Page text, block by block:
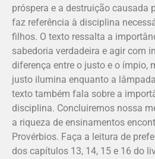
próspera e a destruição causada
faz referência à disciplina
filhos. O texto ressalta a
sabedoria verdadeira e agir com
diferença entre o justo e o ímpio,
justo ilumina enquanto a
texto também fala sobre a
disciplina. Concluiremos nossa
a riqueza de ensinamentos
Provérbios. Faça a leitura de
dos capítulos 13, 14, 15 e 16 do